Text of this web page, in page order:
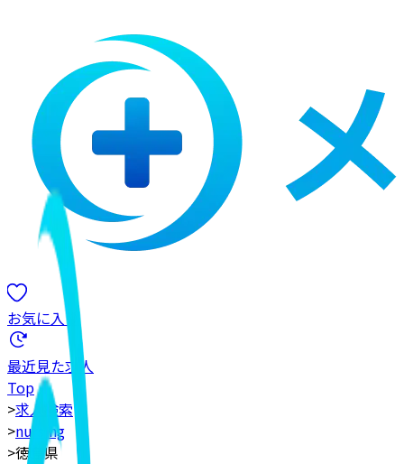
お気に入り
最近見た求人
Top
>求人検索
>nursing
>徳島県